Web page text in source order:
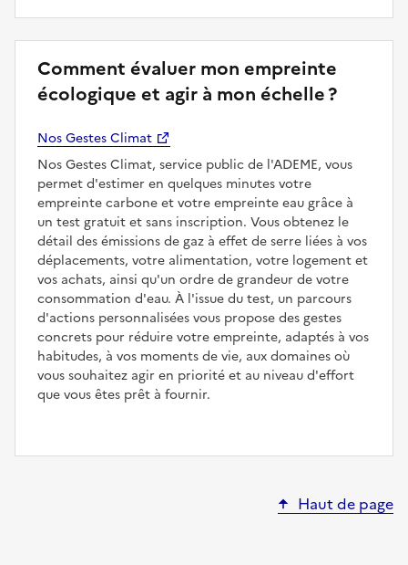
Comment évaluer mon empreinte
écologique et agir à mon échelle ?
Nos Gestes Climat
Nos Gestes Climat, service public de l'ADEME, vous
permet d'estimer en quelques minutes votre
empreinte carbone et votre empreinte eau grâce à
un test gratuit et sans inscription. Vous obtenez le
détail des émissions de gaz à effet de serre liées à vos
déplacements, votre alimentation, votre logement et
vos achats, ainsi qu'un ordre de grandeur de votre
consommation d'eau. À l'issue du test, un parcours
d'actions personnalisées vous propose des gestes
concrets pour réduire votre empreinte, adaptés à vos
habitudes, à vos moments de vie, aux domaines où
vous souhaitez agir en priorité et au niveau d'effort
que vous êtes prêt à fournir.
Haut de page